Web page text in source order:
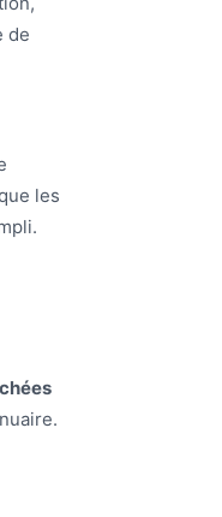
de
les